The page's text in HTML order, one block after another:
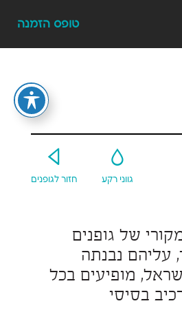
טופס הזמנה
Y
חזור לגופנים
G
גווני רקע